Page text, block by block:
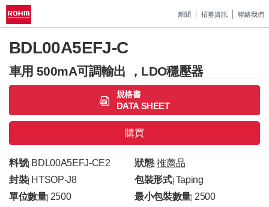
新聞 招募資訊 聯絡我們
BDL00A5EFJ-C
車用 500mA可調輸出 ，LDO穩壓器
規格書
DATA SHEET
購買
料號| BDL00A5EFJ-CE2 狀態|推薦品
封裝| HTSOP-J8 包裝形式| Taping
單位數量| 2500 最小包裝數量 |2500